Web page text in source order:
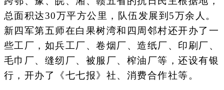
总面积达30万平方公里，队伍发展到5万余人。
新四军第五师在白果树湾和四周邻村还开办了一
些工厂，如兵工厂、卷烟厂、造纸厂、印刷厂、
毛巾厂、缝纫厂、被服厂、榨油厂等，还设有银
行，开办了《七七报》社、消费合作社等。